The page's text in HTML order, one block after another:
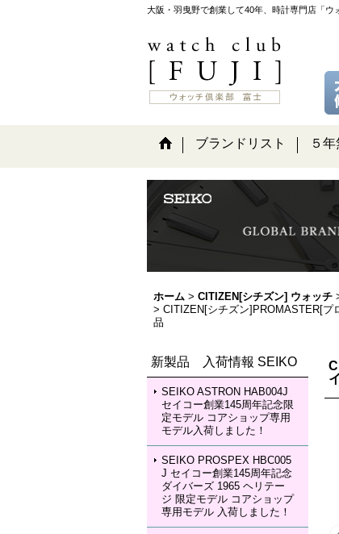
大阪・羽曳野で創業して40年、時計専門店「ウ
ブランドリスト ５
ホーム > CITIZEN[シチズン] ウォッチ
> CITIZEN[シチズン]PROMASTER[
品
新製品 入荷情報 SEIKO
SEIKO ASTRON HAB004J
セイコー創業145周年記念限
定モデル コアショップ専用
モデル入荷しました！
SEIKO PROSPEX HBC005
J セイコー創業145周年記念
ダイバーズ 1965 ヘリテー
ジ 限定モデル コアショップ
専用モデル 入荷しました！